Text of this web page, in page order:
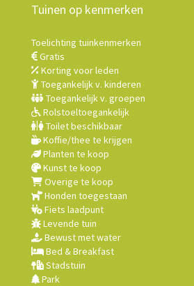
Tuinen op kenmerken
Toelichting tuinkenmerken
Gratis
Korting voor leden
Toegankelijk v. kinderen
Toegankelijk v. groepen
Rolstoeltoegankelijk
Toilet beschikbaar
Koffie/thee te krijgen
Planten te koop
Kunst te koop
Overige te koop
Honden toegestaan
Fiets laadpunt
Levende tuin
Bewust met water
Bed & Breakfast
Stadstuin
Park